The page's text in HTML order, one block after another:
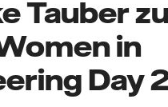
Tauber
in
Day